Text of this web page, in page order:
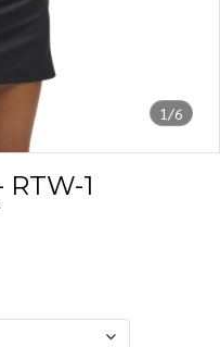
1/6
RTW-1